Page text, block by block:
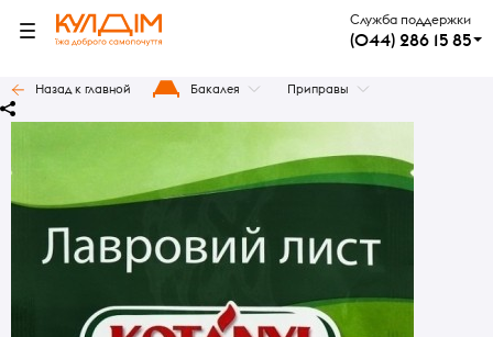
Служба поддержки
(044) 286 15 85
Назад к главной Бакалея Приправы